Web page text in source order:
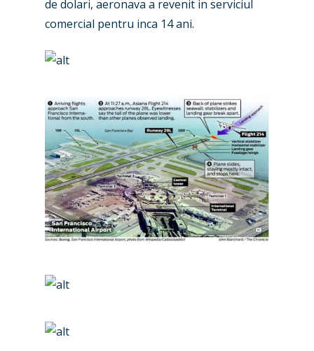
de dolari, aeronava a revenit in serviciul
comercial pentru inca 14 ani.